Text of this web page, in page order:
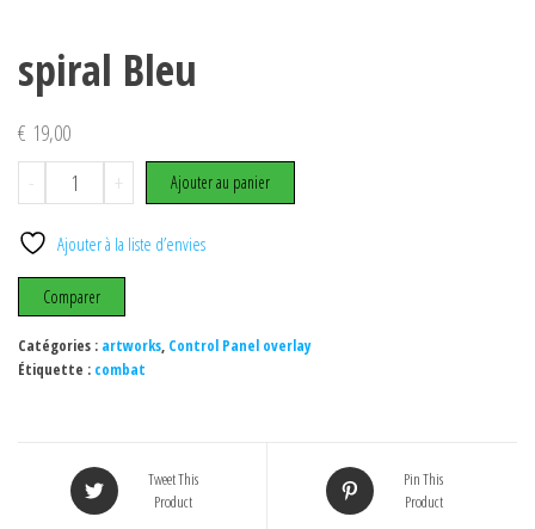
spiral Bleu
€ 19,00
-
quantité
de
spiral
Bleu
+ Ajouter au panier
Ajouter à la liste d’envies
Comparer
Catégories : artworks, Control Panel overlay
Étiquette : combat
Tweet This
Product
Pin This
Product